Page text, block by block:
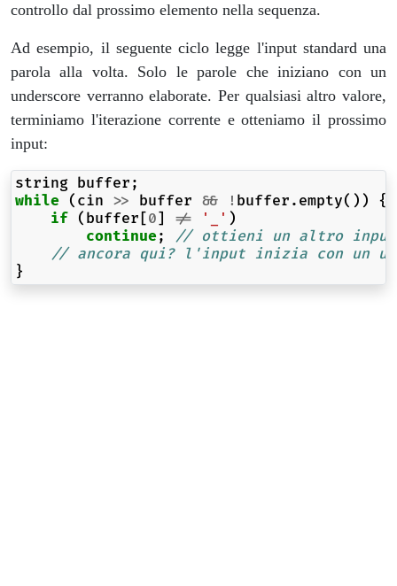
controllo dal prossimo elemento nella sequenza.
Ad esempio, il seguente ciclo legge l'input standard una
parola alla volta. Solo le parole che iniziano con un
underscore verranno elaborate. Per qualsiasi altro valore,
terminiamo l'iterazione corrente e otteniamo il prossimo
input:
string buffer ;
while ( cin >> buffer && ! buffer . empty())
{
if ( buffer [0] != '_' )
continue;
// ottieni un altro input
// ancora qui? l'input inizia con un
}